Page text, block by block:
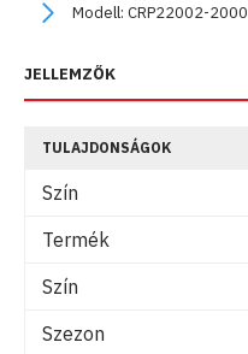
Modell: CRP22002-2000
JELLEMZŐK
TULAJDONSÁGOK
Szín
Termék
Szín
Szezon